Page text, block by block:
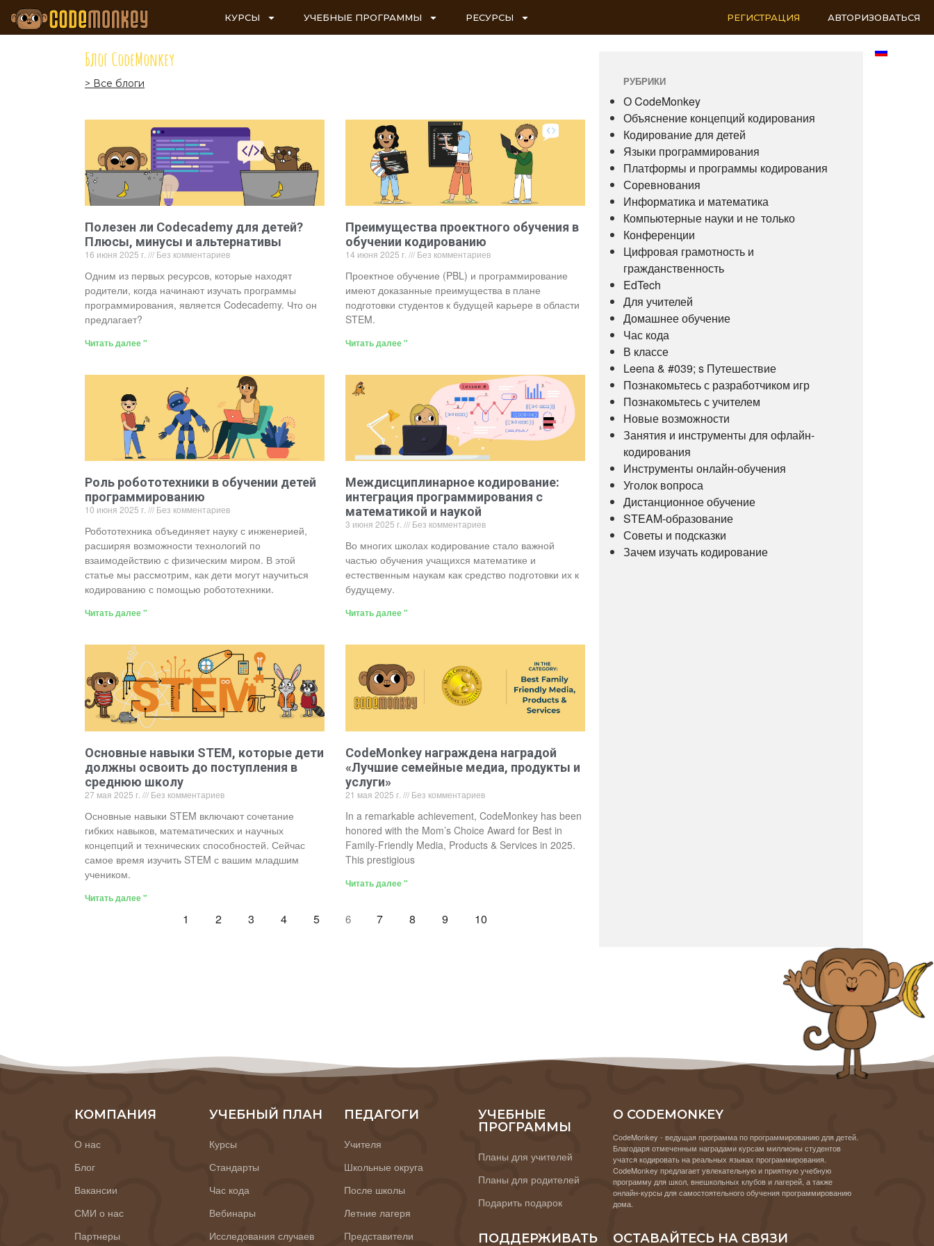
КУРСЫ УЧЕБНЫЕ ПРОГРАММЫ РЕСУРСЫ РЕГИСТРАЦИЯ АВТОРИЗОВАТЬСЯ
Блог CodeMonkey
> Все блоги
Полезен ли Codecademy для детей?
Плюсы, минусы и альтернативы
16 июня 2025 г. Без комментариев
Одним из первых ресурсов, которые находят
родители, когда начинают изучать программы
программирования, является Codecademy. Что он
предлагает?
Читать далее "
Преимущества проектного обучения в
обучении кодированию
14 июня 2025 г. Без комментариев
Проектное обучение (PBL) и программирование
имеют доказанные преимущества в плане
подготовки студентов к будущей карьере в области
STEM.
Читать далее "
Роль робототехники в обучении детей
программированию
10 июня 2025 г. Без комментариев
Робототехника объединяет науку с инженерией,
расширяя возможности технологий по
взаимодействию с физическим миром. В этой
статье мы рассмотрим, как дети могут научиться
кодированию с помощью робототехники.
Читать далее "
Междисциплинарное кодирование:
интеграция программирования с
математикой и наукой
3 июня 2025 г. Без комментариев
Во многих школах кодирование стало важной
частью обучения учащихся математике и
естественным наукам как средство подготовки их к
будущему.
Читать далее "
Основные навыки STEM, которые дети
должны освоить до поступления в
среднюю школу
27 мая 2025 г. Без комментариев
Основные навыки STEM включают сочетание
гибких навыков, математических и научных
концепций и технических способностей. Сейчас
самое время изучить STEM с вашим младшим
учеником.
Читать далее "
CodeMonkey награждена наградой
«Лучшие семейные медиа, продукты и
услуги»
21 мая 2025 г. Без комментариев
In a remarkable achievement, CodeMonkey has been
honored with the Mom’s Choice Award for Best in
Family-Friendly Media, Products & Services in 2025.
This prestigious
Читать далее "
1 2 3 4 5 6 7 8 9 10
РУБРИКИ
О CodeMonkey
Объяснение концепций кодирования
Кодирование для детей
Языки программирования
Платформы и программы кодирования
Соревнования
Информатика и математика
Компьютерные науки и не только
Конференции
Цифровая грамотность и
гражданственность
EdTech
Для учителей
Домашнее обучение
Час кода
В классе
Leena & #039; s Путешествие
Познакомьтесь с разработчиком игр
Познакомьтесь с учителем
Новые возможности
Занятия и инструменты для офлайн-
кодирования
Инструменты онлайн-обучения
Уголок вопроса
Дистанционное обучение
STEAM-образование
Советы и подсказки
Зачем изучать кодирование
КОМПАНИЯ
О нас
Блог
Вакансии
СМИ о нас
Партнеры
УЧЕБНЫЙ ПЛАН
Курсы
Стандарты
Час кода
Вебинары
Исследования случаев
ПЕДАГОГИ
Учителя
Школьные округа
После школы
Летние лагеря
Представители
УЧЕБНЫЕ
ПРОГРАММЫ
Планы для учителей
Планы для родителей
Подарить подарок
ПОДДЕРЖИВАТЬ
О CODEMONKEY
CodeMonkey - ведущая программа по программированию для детей.
Благодаря отмеченным наградами курсам миллионы студентов
учатся кодировать на реальных языках программирования.
CodeMonkey предлагает увлекательную и приятную учебную
программу для школ, внешкольных клубов и лагерей, а также
онлайн-курсы для самостоятельного обучения программированию
дома.
ОСТАВАЙТЕСЬ НА СВЯЗИ